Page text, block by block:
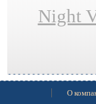
Night
О